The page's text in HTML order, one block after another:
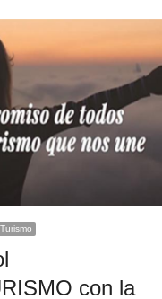
con la